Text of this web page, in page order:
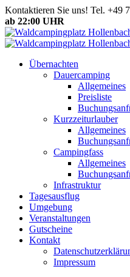
Zum
Inhalt
springen
Kontaktieren Sie uns! Tel. +49
ab 22:00 UHR
Übernachten
Dauercamping
Allgemeines
Preisliste
Kurzzeiturlauber
Allgemeines
Campingfass
Allgemeines
Infrastruktur
Tagesausflug
Umgebung
Veranstaltungen
Gutscheine
Kontakt
Impressum